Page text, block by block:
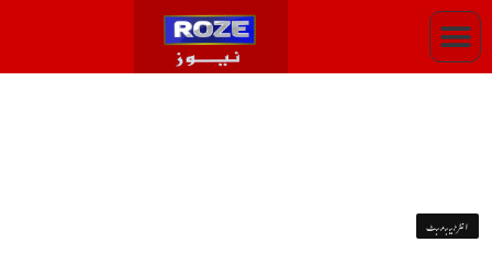
انٹرٹینمنٹ